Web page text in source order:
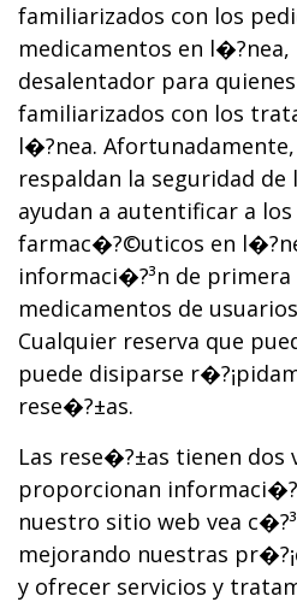
familiarizados con los
medicamentos en
desalentador para
familiarizados con los
l�?­nea.
respaldan la seguridad de
ayudan a autentificar a
farmac�?©uticos en
informaci�?³n de
medicamentos de
Cualquier reserva que
puede disiparse
rese�?±as.
Las rese�?±as tienen dos
proporcionan
nuestro sitio web vea
mejorando nuestras
y ofrecer servicios y